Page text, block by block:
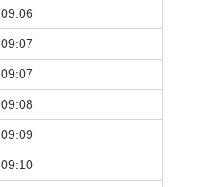
09:06
09:07
09:07
09:08
09:09
09:10